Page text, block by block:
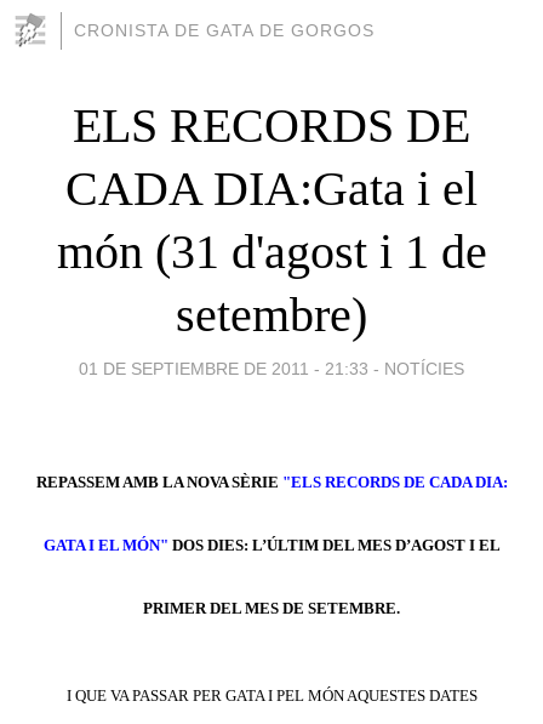
CRONISTA DE GATA DE GORGOS
ELS RECORDS DE
CADA DIA:Gata i el
món (31 d'agost i 1 de
setembre)
01 DE SEPTIEMBRE DE 2011 - 21:33 - NOTÍCIES
REPASSEM AMB LA NOVA SÈRIE "ELS RECORDS DE CADA DIA:
GATA I EL MÓN" DOS DIES: L’ÚLTIM DEL MES D’AGOST I EL
PRIMER DEL MES DE SETEMBRE.
I QUE VA PASSAR PER GATA I PEL MÓN AQUESTES DATES